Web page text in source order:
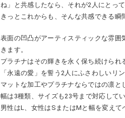
ね」と共感したなら、それが2人にとっ
きっとこれからも、そんな共感できる瞬
表面の凹凸がアーティスティックな雰
きます。
プラチナはその輝きを永く保ち続けられ
「永遠の愛」を誓う2人にふさわしいリ
マットな加工やプラチナならではの凛
幅は3種類、サイズも23号まで対応してい
男性はL、女性はSまたはMと幅を変えて